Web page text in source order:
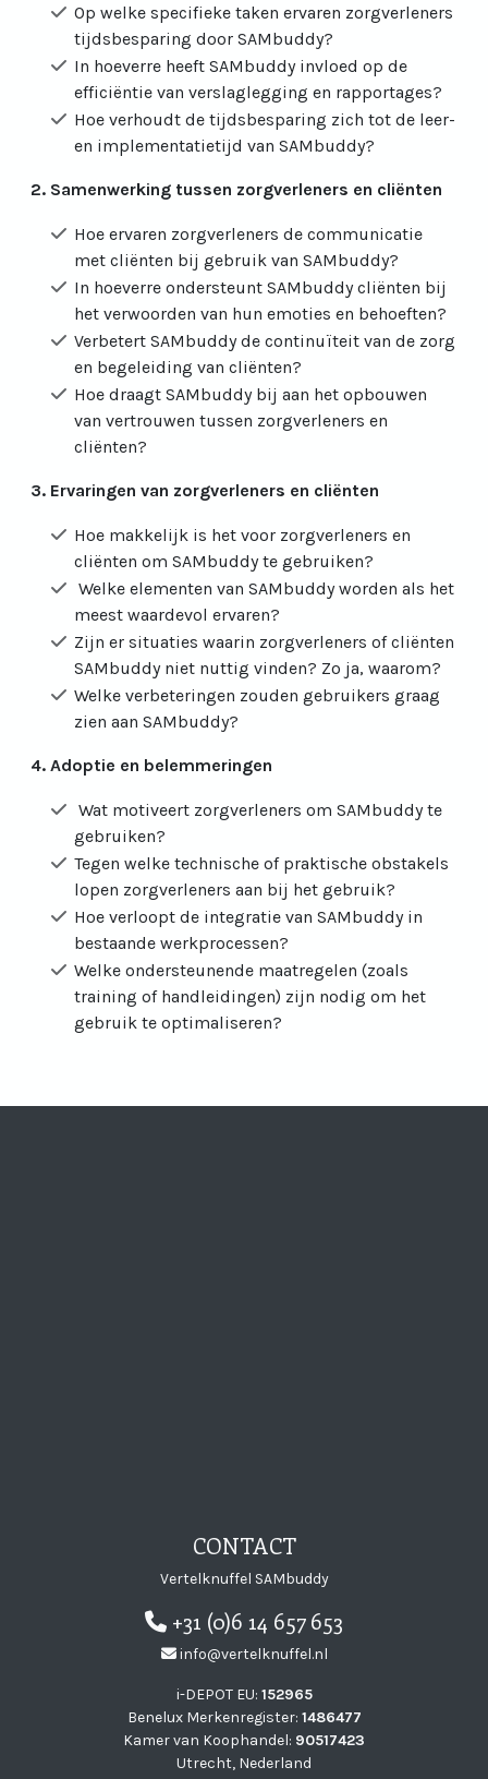
Op welke specifieke taken ervaren zorgverleners
tijdsbesparing door SAMbuddy?
In hoeverre heeft SAMbuddy invloed op de
efficiëntie van verslaglegging en rapportages?
Hoe verhoudt de tijdsbesparing zich tot de leer-
en implementatietijd van SAMbuddy?
2. Samenwerking tussen zorgverleners en cliënten
Hoe ervaren zorgverleners de communicatie
met cliënten bij gebruik van SAMbuddy?
In hoeverre ondersteunt SAMbuddy cliënten bij
het verwoorden van hun emoties en behoeften?
Verbetert SAMbuddy de continuïteit van de zorg
en begeleiding van cliënten?
Hoe draagt SAMbuddy bij aan het opbouwen
van vertrouwen tussen zorgverleners en
cliënten?
3. Ervaringen van zorgverleners en cliënten
Hoe makkelijk is het voor zorgverleners en
cliënten om SAMbuddy te gebruiken?
Welke elementen van SAMbuddy worden als het
meest waardevol ervaren?
Zijn er situaties waarin zorgverleners of cliënten
SAMbuddy niet nuttig vinden? Zo ja, waarom?
Welke verbeteringen zouden gebruikers graag
zien aan SAMbuddy?
4. Adoptie en belemmeringen
Wat motiveert zorgverleners om SAMbuddy te
gebruiken?
Tegen welke technische of praktische obstakels
lopen zorgverleners aan bij het gebruik?
Hoe verloopt de integratie van SAMbuddy in
bestaande werkprocessen?
Welke ondersteunende maatregelen (zoals
training of handleidingen) zijn nodig om het
gebruik te optimaliseren?
CONTACT
Vertelknuffel SAMbuddy
+31 (0)6 14 657 653
info@vertelknuffel.nl
i-DEPOT EU: 152965
Benelux Merkenregister: 1486477
Kamer van Koophandel: 90517423
Utrecht, Nederland